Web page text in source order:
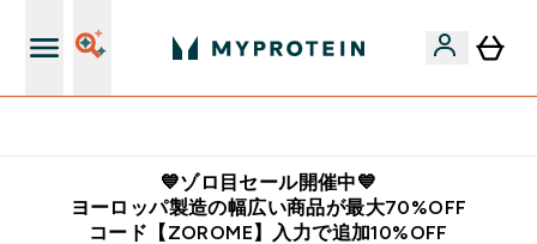
💙ゾロ目セール開催中💙
ヨーロッパ製造の幅広い商品が最大70%OFF
コード【ZOROME】入力で追加10%OFF